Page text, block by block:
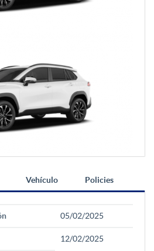
Vehículo Policies
05/02/2025
12/02/2025